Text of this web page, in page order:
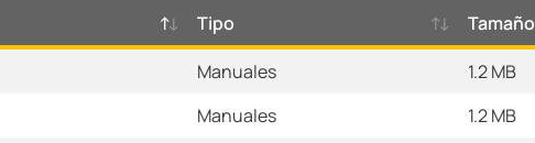
Tipo Tamaño
Manuales 1.2 MB
Manuales 1.2 MB